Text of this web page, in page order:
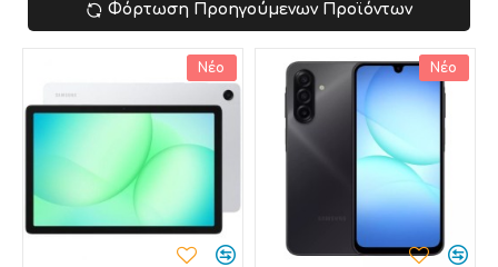
Φόρτωση Προηγούμενων Προϊόντων
Νέο Νέο